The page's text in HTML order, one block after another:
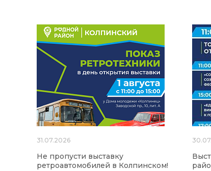
31.07.2026
Не пропусти выставку
ретроавтомобилей в Колпинском!